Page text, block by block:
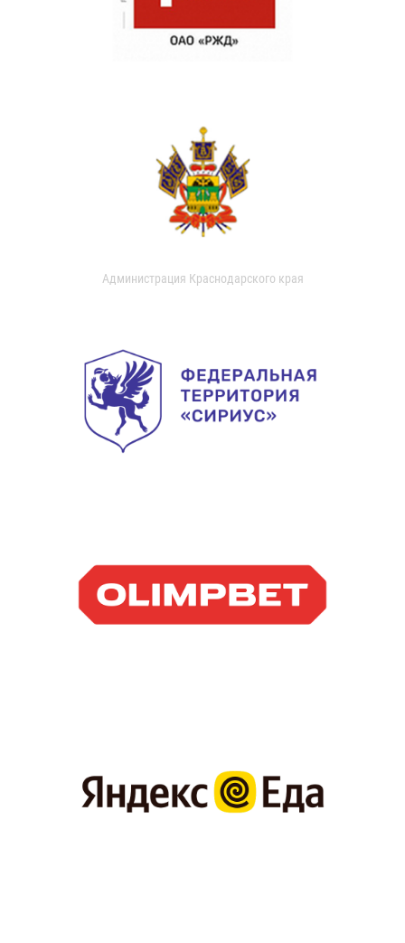
Администрация Краснодарского края